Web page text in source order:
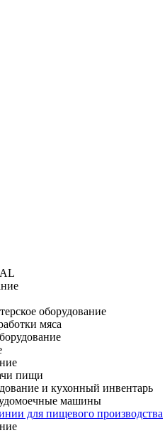
оборудование
мяса
пищи
и кухонный инвентарь
машины
для пищевого производства